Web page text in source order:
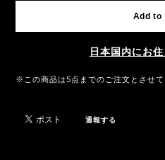
Add to
日本国内にお
※この商品は5点までのご注文とさせて
通報する